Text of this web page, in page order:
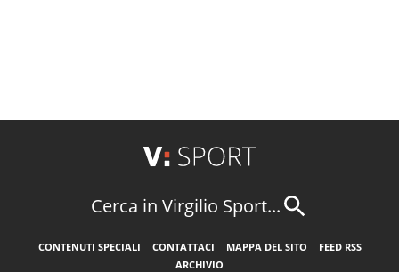
Cerca in Virgilio Sport...
CONTENUTI SPECIALI CONTATTACI MAPPA DEL SITO
FEED RSS
ARCHIVIO